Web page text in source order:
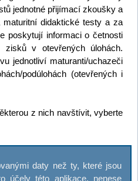
jednotné přijímací zkoušky a
didaktické testy a za
poskytují informaci o četnosti
zisků v otevřených úlohách.
jednotliví maturanti/uchazeči
podúlohách (otevřených i
z nich navštívit, vyberte
daty než ty, které jsou
účely této aplikace, nenese